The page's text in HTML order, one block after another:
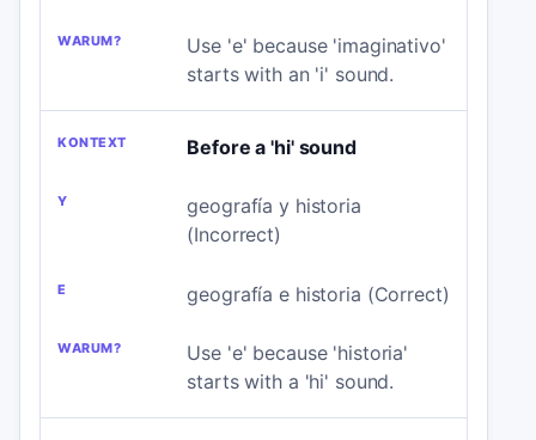
Use 'e' because 'imaginativo'
starts with an 'i' sound.
Before a 'hi' sound
geografía y historia
(Incorrect)
geografía e historia (Correct)
Use 'e' because 'historia'
starts with a 'hi' sound.